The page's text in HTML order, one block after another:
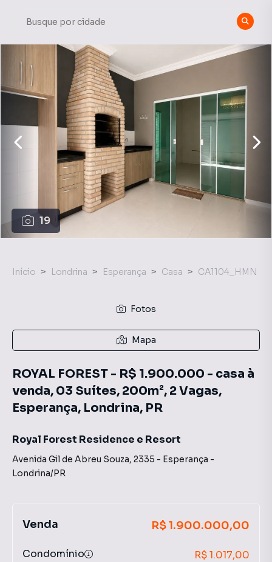
19
Início Londrina Esperança Casa CA1104_HMN
Fotos
Mapa
ROYAL FOREST - R$ 1.900.000 - casa à
venda, 03 Suítes, 200m², 2 Vagas,
Esperança, Londrina, PR
Royal Forest Residence e Resort
Avenida Gil de Abreu Souza, 2335 - Esperança -
Londrina/PR
Venda R$ 1.900.000,00
Condomínio
R$ 1.017,00